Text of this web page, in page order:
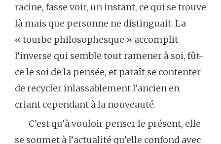
racine, fasse voir, un instant, ce qui se trouve
là mais que personne ne distinguait. La
« tourbe philosophesque » accomplit
l’inverse qui semble tout ramener à soi, fût-
ce le soi de la pensée, et paraît se contenter
de recycler inlassablement l’ancien en
criant cependant à la nouveauté.
C’est qu’à vouloir penser le présent, elle
se soumet à l’actualité qu’elle confond avec